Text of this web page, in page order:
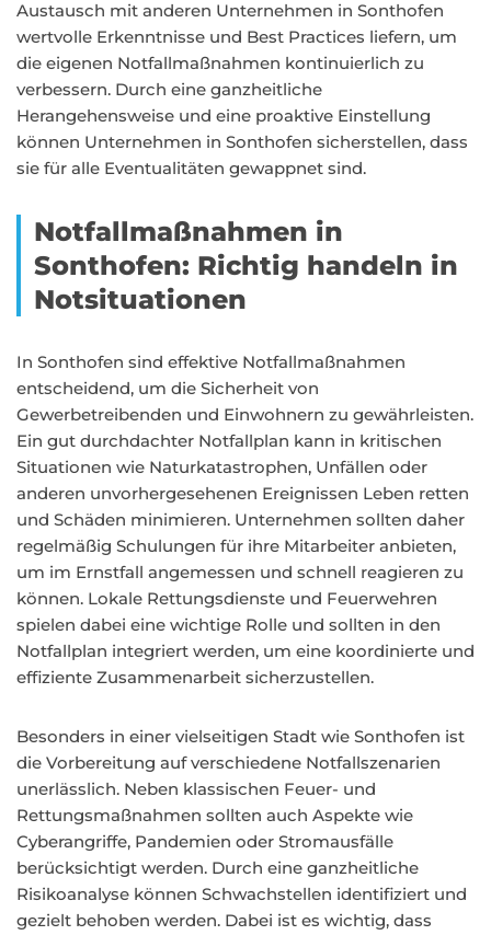
Austausch mit anderen Unternehmen in Sonthofen
wertvolle Erkenntnisse und Best Practices liefern, um
die eigenen Notfallmaßnahmen kontinuierlich zu
verbessern. Durch eine ganzheitliche
Herangehensweise und eine proaktive Einstellung
können Unternehmen in Sonthofen sicherstellen, dass
sie für alle Eventualitäten gewappnet sind.
Notfallmaßnahmen in
Sonthofen: Richtig handeln in
Notsituationen
In Sonthofen sind effektive Notfallmaßnahmen
entscheidend, um die Sicherheit von
Gewerbetreibenden und Einwohnern zu gewährleisten.
Ein gut durchdachter Notfallplan kann in kritischen
Situationen wie Naturkatastrophen, Unfällen oder
anderen unvorhergesehenen Ereignissen Leben retten
und Schäden minimieren. Unternehmen sollten daher
regelmäßig Schulungen für ihre Mitarbeiter anbieten,
um im Ernstfall angemessen und schnell reagieren zu
können. Lokale Rettungsdienste und Feuerwehren
spielen dabei eine wichtige Rolle und sollten in den
Notfallplan integriert werden, um eine koordinierte und
effiziente Zusammenarbeit sicherzustellen.
Besonders in einer vielseitigen Stadt wie Sonthofen ist
die Vorbereitung auf verschiedene Notfallszenarien
unerlässlich. Neben klassischen Feuer- und
Rettungsmaßnahmen sollten auch Aspekte wie
Cyberangriffe, Pandemien oder Stromausfälle
berücksichtigt werden. Durch eine ganzheitliche
Risikoanalyse können Schwachstellen identifiziert und
gezielt behoben werden. Dabei ist es wichtig, dass